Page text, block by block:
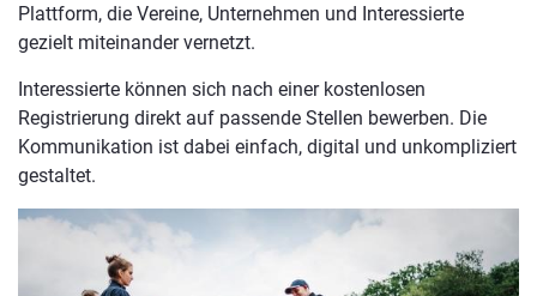
Plattform, die Vereine, Unternehmen und Interessierte
gezielt miteinander vernetzt.
Interessierte können sich nach einer kostenlosen
Registrierung direkt auf passende Stellen bewerben. Die
Kommunikation ist dabei einfach, digital und unkompliziert
gestaltet.